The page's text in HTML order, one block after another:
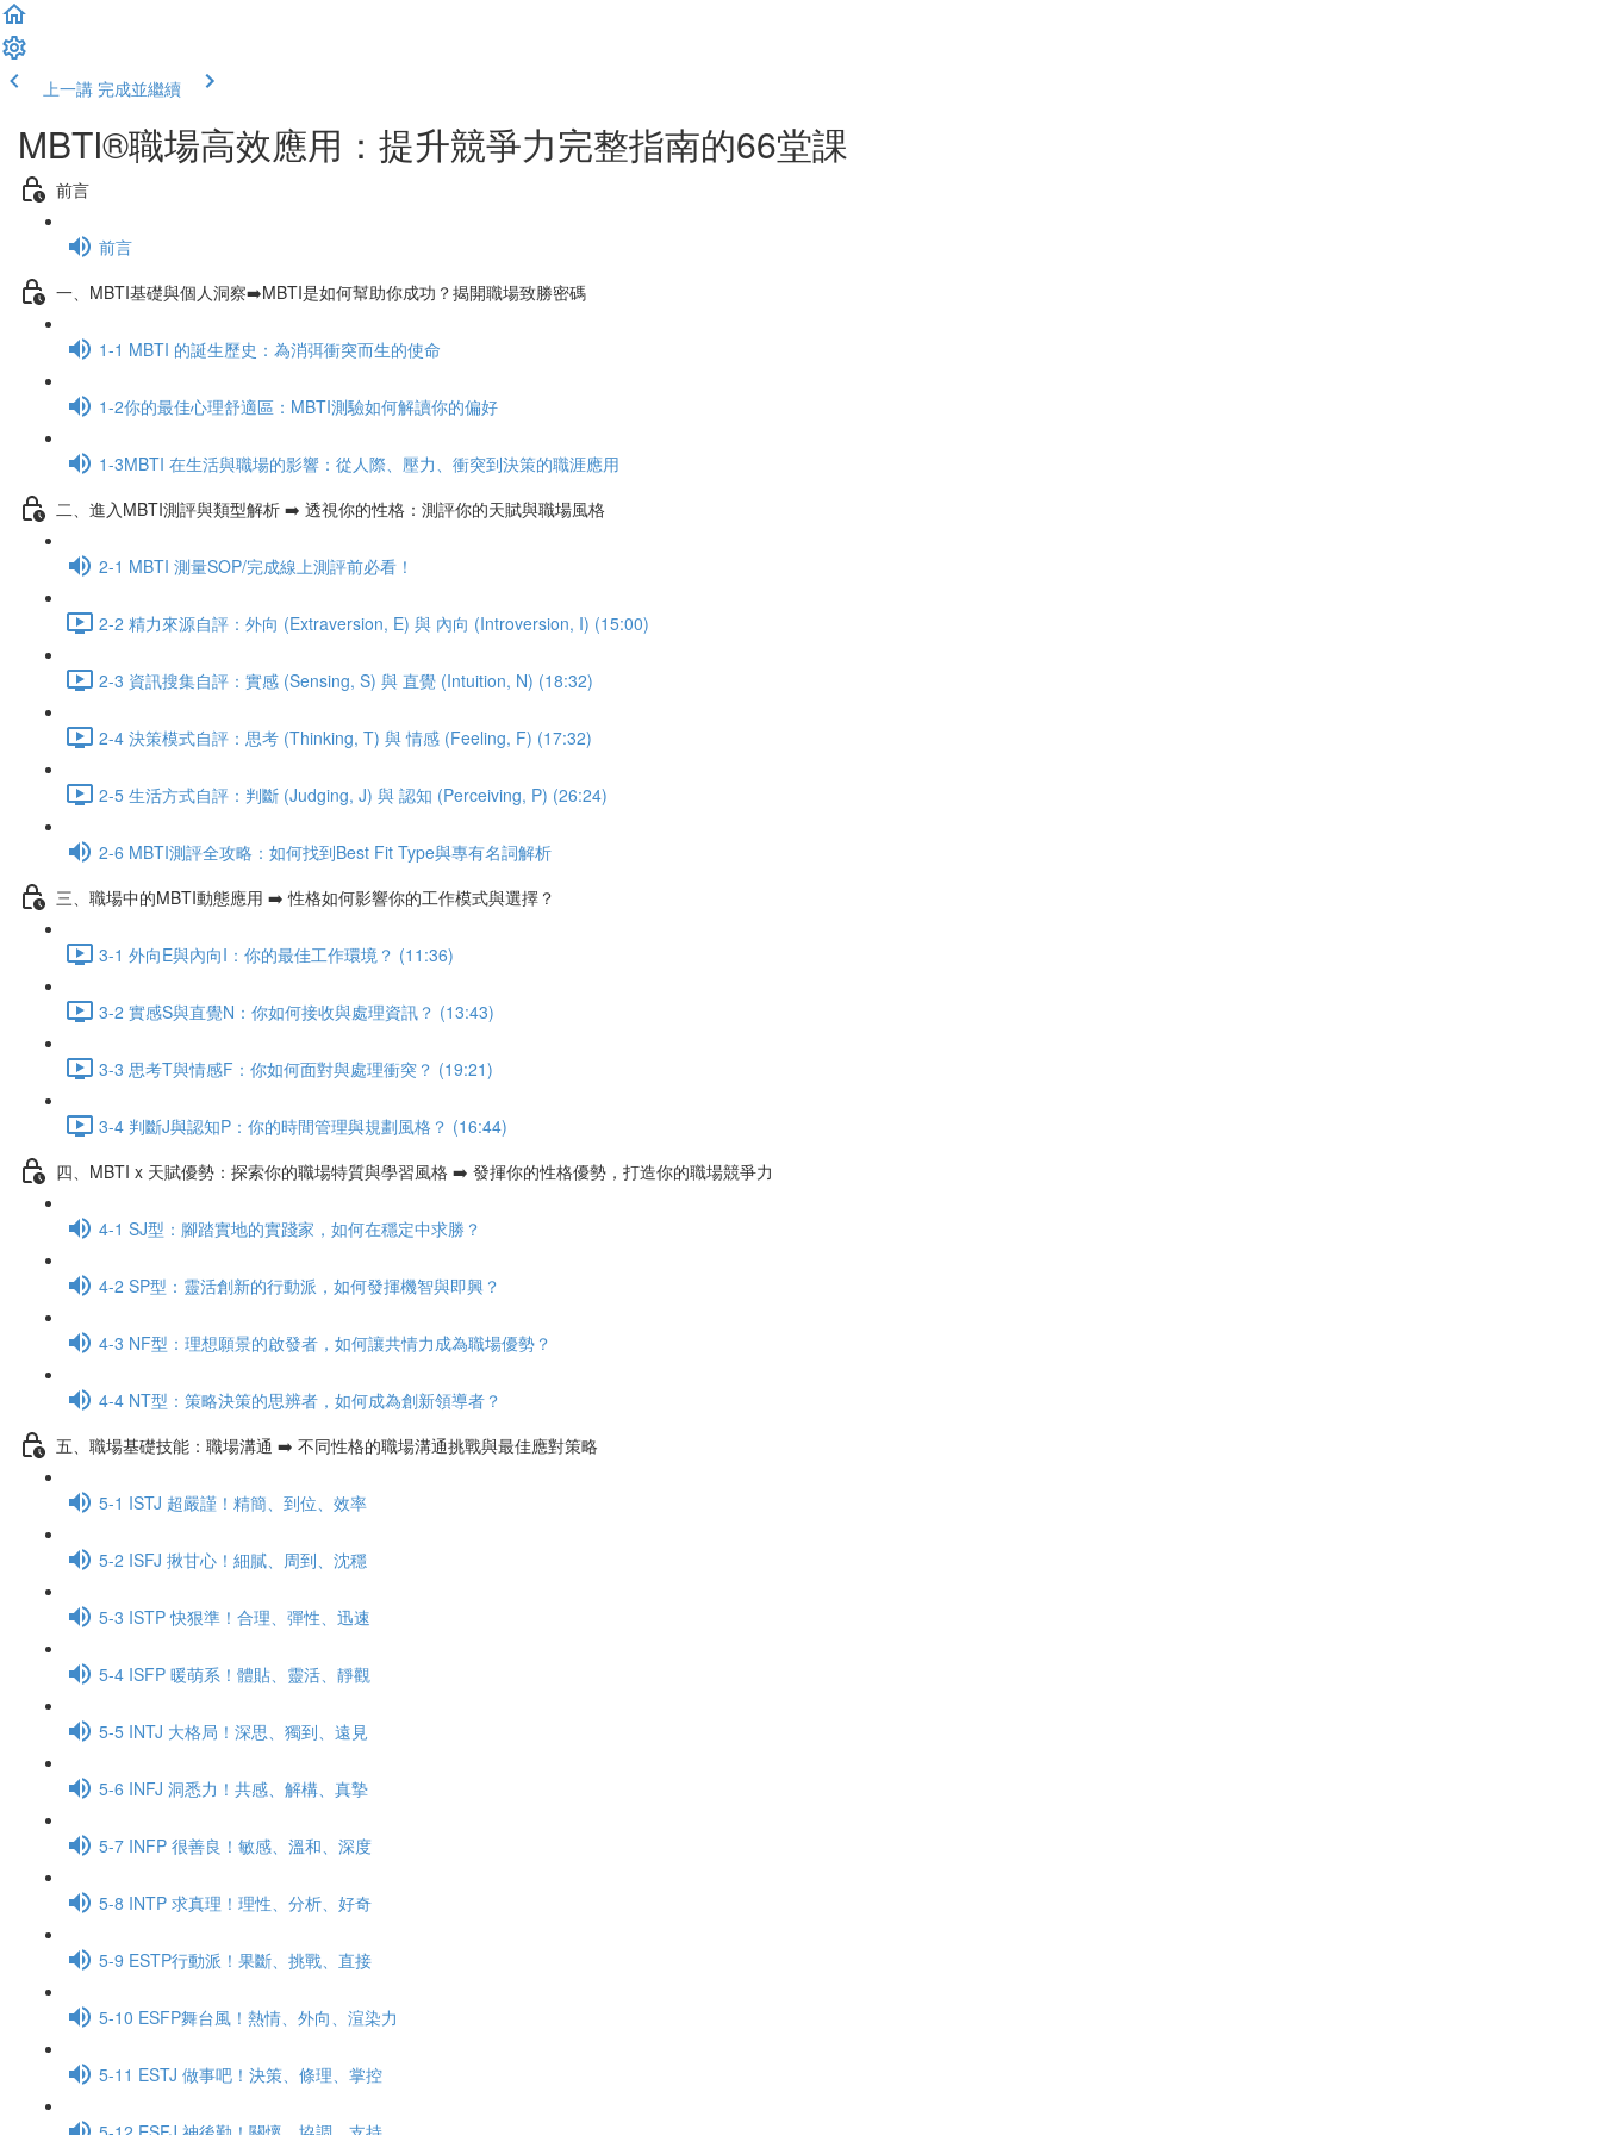
上一講 完成並繼續
MBTI®職場高效應用：提升競爭力完整指南的66堂課
前言
前言
一、MBTI基礎與個人洞察➡️MBTI是如何幫助你成功？揭開職場致勝密碼
1-1 MBTI 的誕生歷史：為消弭衝突而生的使命
1-2你的最佳心理舒適區：MBTI測驗如何解讀你的偏好
1-3MBTI 在生活與職場的影響：從人際、壓力、衝突到決策的職涯應用
二、進入MBTI測評與類型解析 ➡️ 透視你的性格：測評你的天賦與職場風格
2-1 MBTI 測量SOP/完成線上測評前必看！
2-2 精力來源自評：外向 (Extraversion, E) 與 內向 (Introversion, I) (15:00)
2-3 資訊搜集自評：實感 (Sensing, S) 與 直覺 (Intuition, N) (18:32)
2-4 決策模式自評：思考 (Thinking, T) 與 情感 (Feeling, F) (17:32)
2-5 生活方式自評：判斷 (Judging, J) 與 認知 (Perceiving, P) (26:24)
2-6 MBTI測評全攻略：如何找到Best Fit Type與專有名詞解析
三、職場中的MBTI動態應用 ➡️ 性格如何影響你的工作模式與選擇？
3-1 外向E與內向I：你的最佳工作環境？ (11:36)
3-2 實感S與直覺N：你如何接收與處理資訊？ (13:43)
3-3 思考T與情感F：你如何面對與處理衝突？ (19:21)
3-4 判斷J與認知P：你的時間管理與規劃風格？ (16:44)
四、MBTI x 天賦優勢：探索你的職場特質與學習風格 ➡️ 發揮你的性格優勢，打造你的職場競爭力
4-1 SJ型：腳踏實地的實踐家，如何在穩定中求勝？
4-2 SP型：靈活創新的行動派，如何發揮機智與即興？
4-3 NF型：理想願景的啟發者，如何讓共情力成為職場優勢？
4-4 NT型：策略決策的思辨者，如何成為創新領導者？
五、職場基礎技能：職場溝通 ➡️ 不同性格的職場溝通挑戰與最佳應對策略
5-1 ISTJ 超嚴謹！精簡、到位、效率
5-2 ISFJ 揪甘心！細膩、周到、沈穩
5-3 ISTP 快狠準！合理、彈性、迅速
5-4 ISFP 暖萌系！體貼、靈活、靜觀
5-5 INTJ 大格局！深思、獨到、遠見
5-6 INFJ 洞悉力！共感、解構、真摯
5-7 INFP 很善良！敏感、溫和、深度
5-8 INTP 求真理！理性、分析、好奇
5-9 ESTP行動派！果斷、挑戰、直接
5-10 ESFP舞台風！熱情、外向、渲染力
5-11 ESTJ 做事吧！決策、條理、掌控